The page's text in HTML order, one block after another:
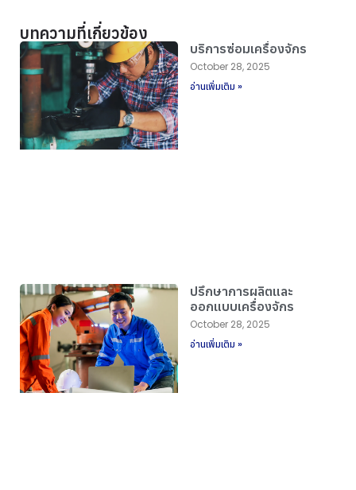
บทความที่เกี่ยวข้อง
บริการซ่อมเครื่องจักร
October 28, 2025
อ่านเพิ่มเติม »
ปรึกษาการผลิตและ
ออกแบบเครื่องจักร
October 28, 2025
อ่านเพิ่มเติม »